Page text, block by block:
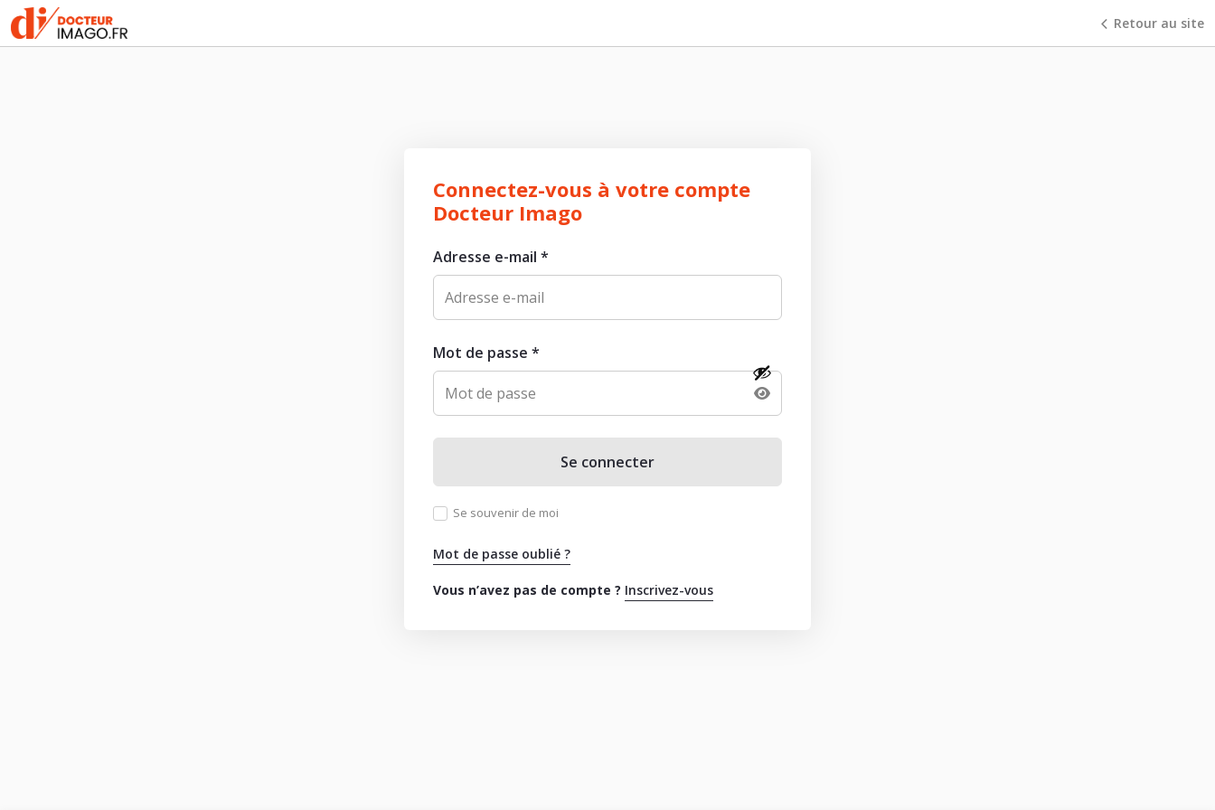
Retour au site
Connectez-vous à votre compte
Docteur Imago
Adresse e-mail *
Mot de passe *
Se connecter
Se souvenir de moi
Mot de passe oublié ?
Vous n’avez pas de compte ? Inscrivez-vous